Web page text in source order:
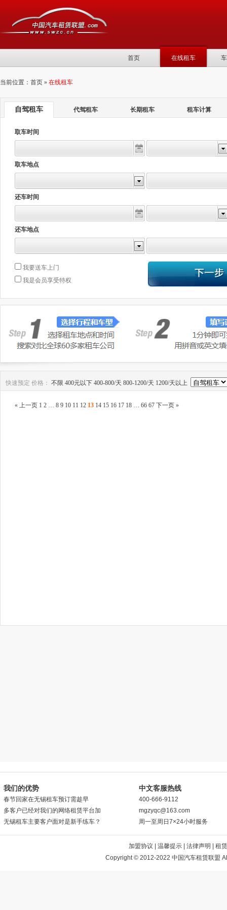
首页 在线租车
当前位置：首页 » 在线租车
自驾租车 代驾租车 长期租车 租车计算
取车时间
取车地点
还车时间
还车地点
我要送车上门
我是会员享受特权
快速预定 价格： 不限 400元以下 400-800/天 800-1200/天 1200/天以上
« 上一页 1 2 … 8 9 10 11 12 13 14 15 16 17 18 … 66 67 下一页 »
我们的优势
春节回家在无锡租车预订需趁早
多客户已经对我们的网络租赁平台加
无锡租车主要客户面对是新手练车？
中文客服热线
400-666-9112
mgzyqc@163.com
周一至周日7×24小时服务
加盟协议 |温馨提示 |法律声明 |租
Copyright © 2012-2022 中国汽车租赁联盟